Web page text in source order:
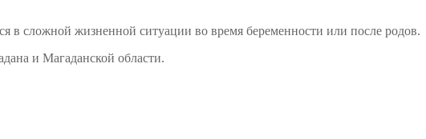
сложной жизненной ситуации во время беременности или после родов.
и Магаданской области.